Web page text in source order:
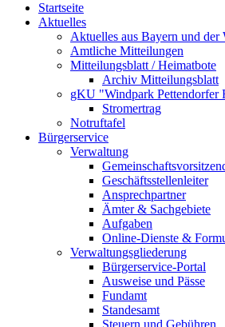
Startseite
Aktuelles
Aktuelles aus Bayern und der
Amtliche Mitteilungen
Mitteilungsblatt / Heimatbote
Archiv Mitteilungsblatt
gKU "Windpark Pettendorfer
Stromertrag
Notruftafel
Bürgerservice
Verwaltung
Geschäftsstellenleiter
Ansprechpartner
Ämter & Sachgebiete
Aufgaben
Online-Dienste &
Verwaltungsgliederung
Bürgerservice-Portal
Ausweise und Pässe
Fundamt
Standesamt
Steuern und Gebühren